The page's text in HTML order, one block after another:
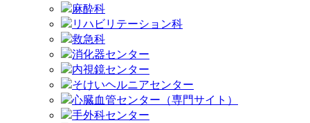
麻酔科
リハビリテーション科
救急科
消化器センター
内視鏡センター
そけいヘルニアセンター
心臓血管センター（専門サイト）
手外科センター